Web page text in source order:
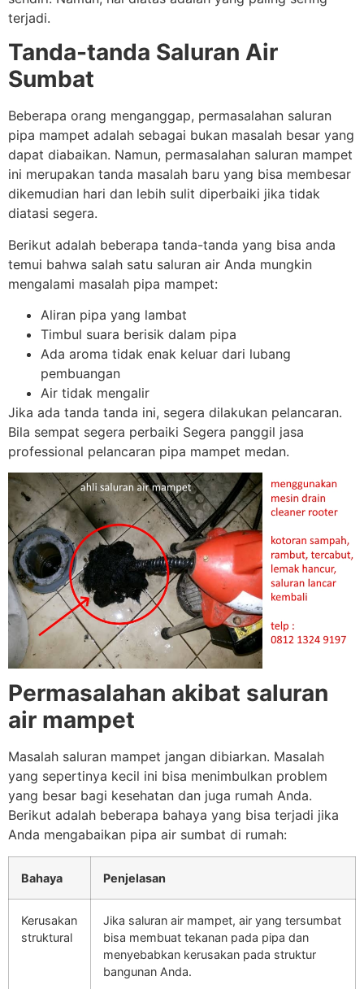
terjadi.
Tanda-tanda Saluran Air
Sumbat
Beberapa orang menganggap, permasalahan saluran
pipa mampet adalah sebagai bukan masalah besar yang
dapat diabaikan. Namun, permasalahan saluran mampet
ini merupakan tanda masalah baru yang bisa membesar
dikemudian hari dan lebih sulit diperbaiki jika tidak
diatasi segera.
Berikut adalah beberapa tanda-tanda yang bisa anda
temui bahwa salah satu saluran air Anda mungkin
mengalami masalah pipa mampet:
Aliran pipa yang lambat
Timbul suara berisik dalam pipa
Ada aroma tidak enak keluar dari lubang
pembuangan
Air tidak mengalir
Jika ada tanda tanda ini, segera dilakukan pelancaran.
Bila sempat segera perbaiki Segera panggil jasa
professional pelancaran pipa mampet medan.
Permasalahan akibat saluran
air mampet
Masalah saluran mampet jangan dibiarkan. Masalah
yang sepertinya kecil ini bisa menimbulkan problem
yang besar bagi kesehatan dan juga rumah Anda.
Berikut adalah beberapa bahaya yang bisa terjadi jika
Anda mengabaikan pipa air sumbat di rumah:
Bahaya Penjelasan
Kerusakan
struktural
Jika saluran air mampet, air yang tersumbat
bisa membuat tekanan pada pipa dan
menyebabkan kerusakan pada struktur
bangunan Anda.